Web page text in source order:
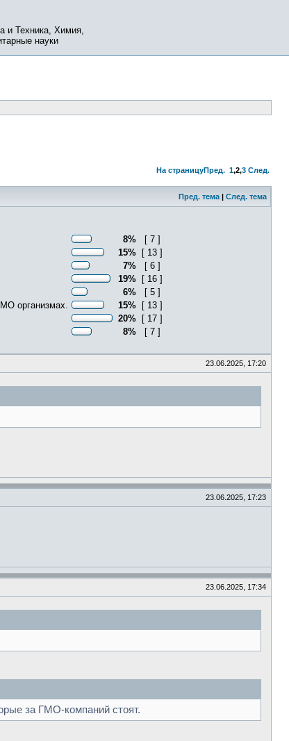
и Техника, Химия,
науки
На страницуПред. 1,2,3 След.
Пред. тема | След. тема
8%
[ 7 ]
15%
[ 13 ]
7%
[ 6 ]
19%
[ 16 ]
6%
[ 5 ]
организмах.
15%
[ 13 ]
20%
[ 17 ]
8% [ 7 ]
23.06.2025, 17:20
23.06.2025, 17:23
23.06.2025, 17:34
за ГМО-компаний стоят.